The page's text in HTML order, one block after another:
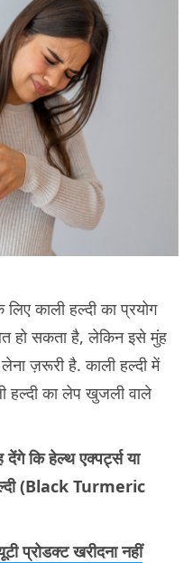
काली हल्दी का प्रयोग
हो सकता है, लेकिन इसे मुंह
ज़रूरी है. काली हल्दी में
हल्दी का लेप खुजली वाले
कि हेल्थ एक्पर्ट्स या
(Black Turmeric
प्रोडक्ट खरीदना नहीं